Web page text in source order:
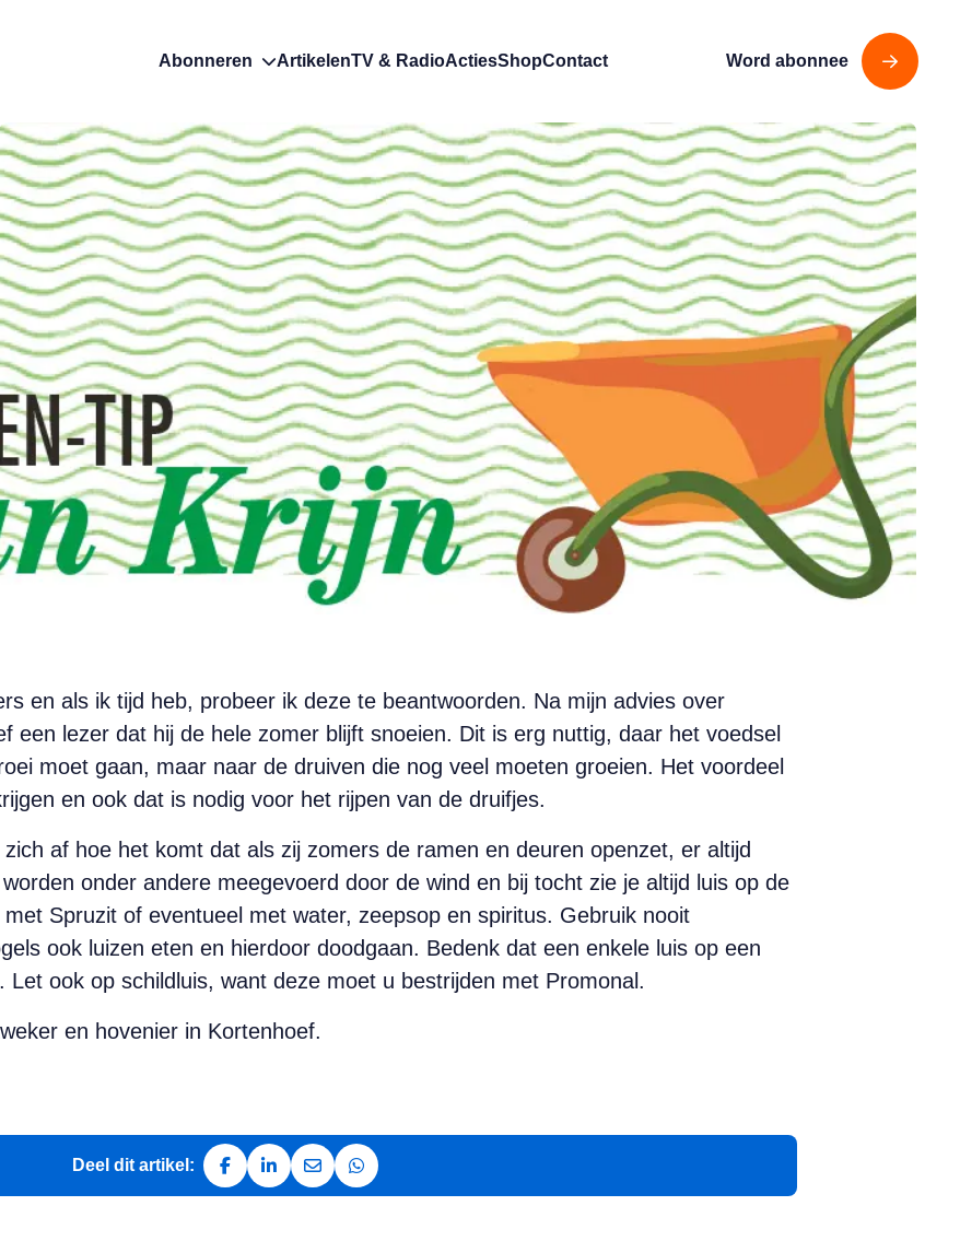
Abonneren ArtikelenTV & RadioActiesShopContact Word abonnee
en als ik tijd heb, probeer ik deze te beantwoorden. Na mijn advies over
een lezer dat hij de hele zomer blijft snoeien. Dit is erg nuttig, daar het voedsel
moet gaan, maar naar de druiven die nog veel moeten groeien. Het voordeel
en ook dat is nodig voor het rijpen van de druifjes.
af hoe het komt dat als zij zomers de ramen en deuren openzet, er altijd
onder andere meegevoerd door de wind en bij tocht zie je altijd luis op de
Spruzit of eventueel met water, zeepsop en spiritus. Gebruik nooit
ook luizen eten en hierdoor doodgaan. Bedenk dat een enkele luis op een
ook op schildluis, want deze moet u bestrijden met Promonal.
en hovenier in Kortenhoef.
Deel dit artikel:
Deel op Facebook
Deel op LinkedIn
Deel via e-mail
Deel via WhatsApp